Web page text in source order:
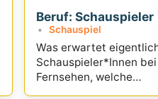
Beruf: Schauspieler
Schauspiel
Was erwartet
Schauspieler*Innen
Fernsehen, welche